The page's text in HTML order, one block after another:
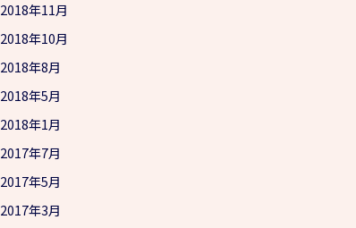
2018年11月
2018年10月
2018年8月
2018年5月
2018年1月
2017年7月
2017年5月
2017年3月